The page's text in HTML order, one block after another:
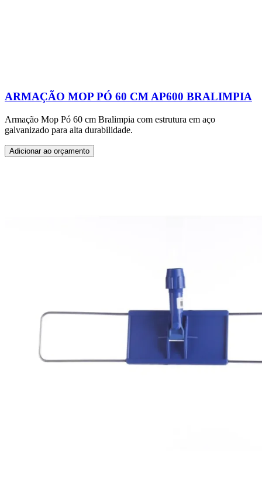
ARMAÇÃO MOP PÓ 60 CM AP600 BRALIMPIA
Armação Mop Pó 60 cm Bralimpia com estrutura em aço
galvanizado para alta durabilidade.
Adicionar ao orçamento